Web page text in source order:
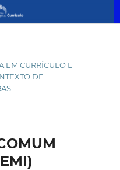
EM CURRÍCULO E
DE